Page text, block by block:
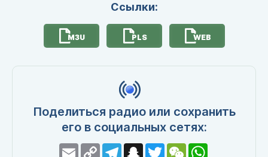
Ссылки:
M3U PLS WEB
Поделиться радио или сохранить
его в социальных сетях:
EmailCopyTelegramSnapchat
TwitterWeChatWhatsApp